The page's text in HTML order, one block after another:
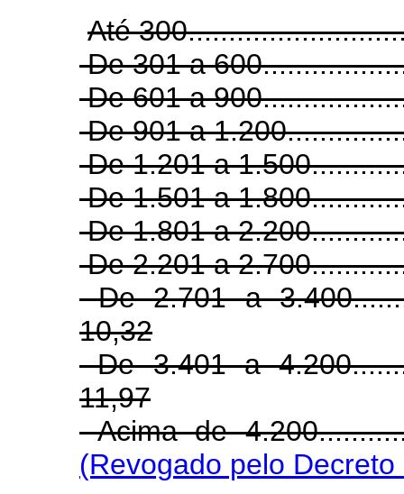
Até
De 301 a
De 601 a
De 901 a
De 1.201 a
De 1.501 a
De 1.801 a
De 2.201 a
De 2.701 a
10,32
De 3.401 a
11,97
Acima de
(Revogado pelo